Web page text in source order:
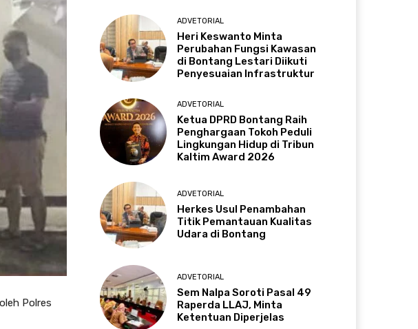
Polres
ADVETORIAL
Heri Keswanto Minta
Perubahan Fungsi Kawasan
di Bontang Lestari Diikuti
Penyesuaian Infrastruktur
ADVETORIAL
Ketua DPRD Bontang Raih
Penghargaan Tokoh Peduli
Lingkungan Hidup di Tribun
Kaltim Award 2026
ADVETORIAL
Herkes Usul Penambahan
Titik Pemantauan Kualitas
Udara di Bontang
ADVETORIAL
Sem Nalpa Soroti Pasal 49
Raperda LLAJ, Minta
Ketentuan Diperjelas